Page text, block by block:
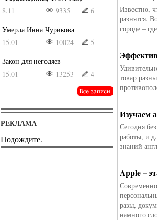
8.11
9335
6
Умерла Инна Чурикова
15.01
10024
5
Закон для негодяев
15.01
13253 4
РЕКЛАМА
Подождите.
Известно,
разнятся.
городе –
товар
Изучаем
Сегодня
работы, и
знаний
Apple –
разы,
намного